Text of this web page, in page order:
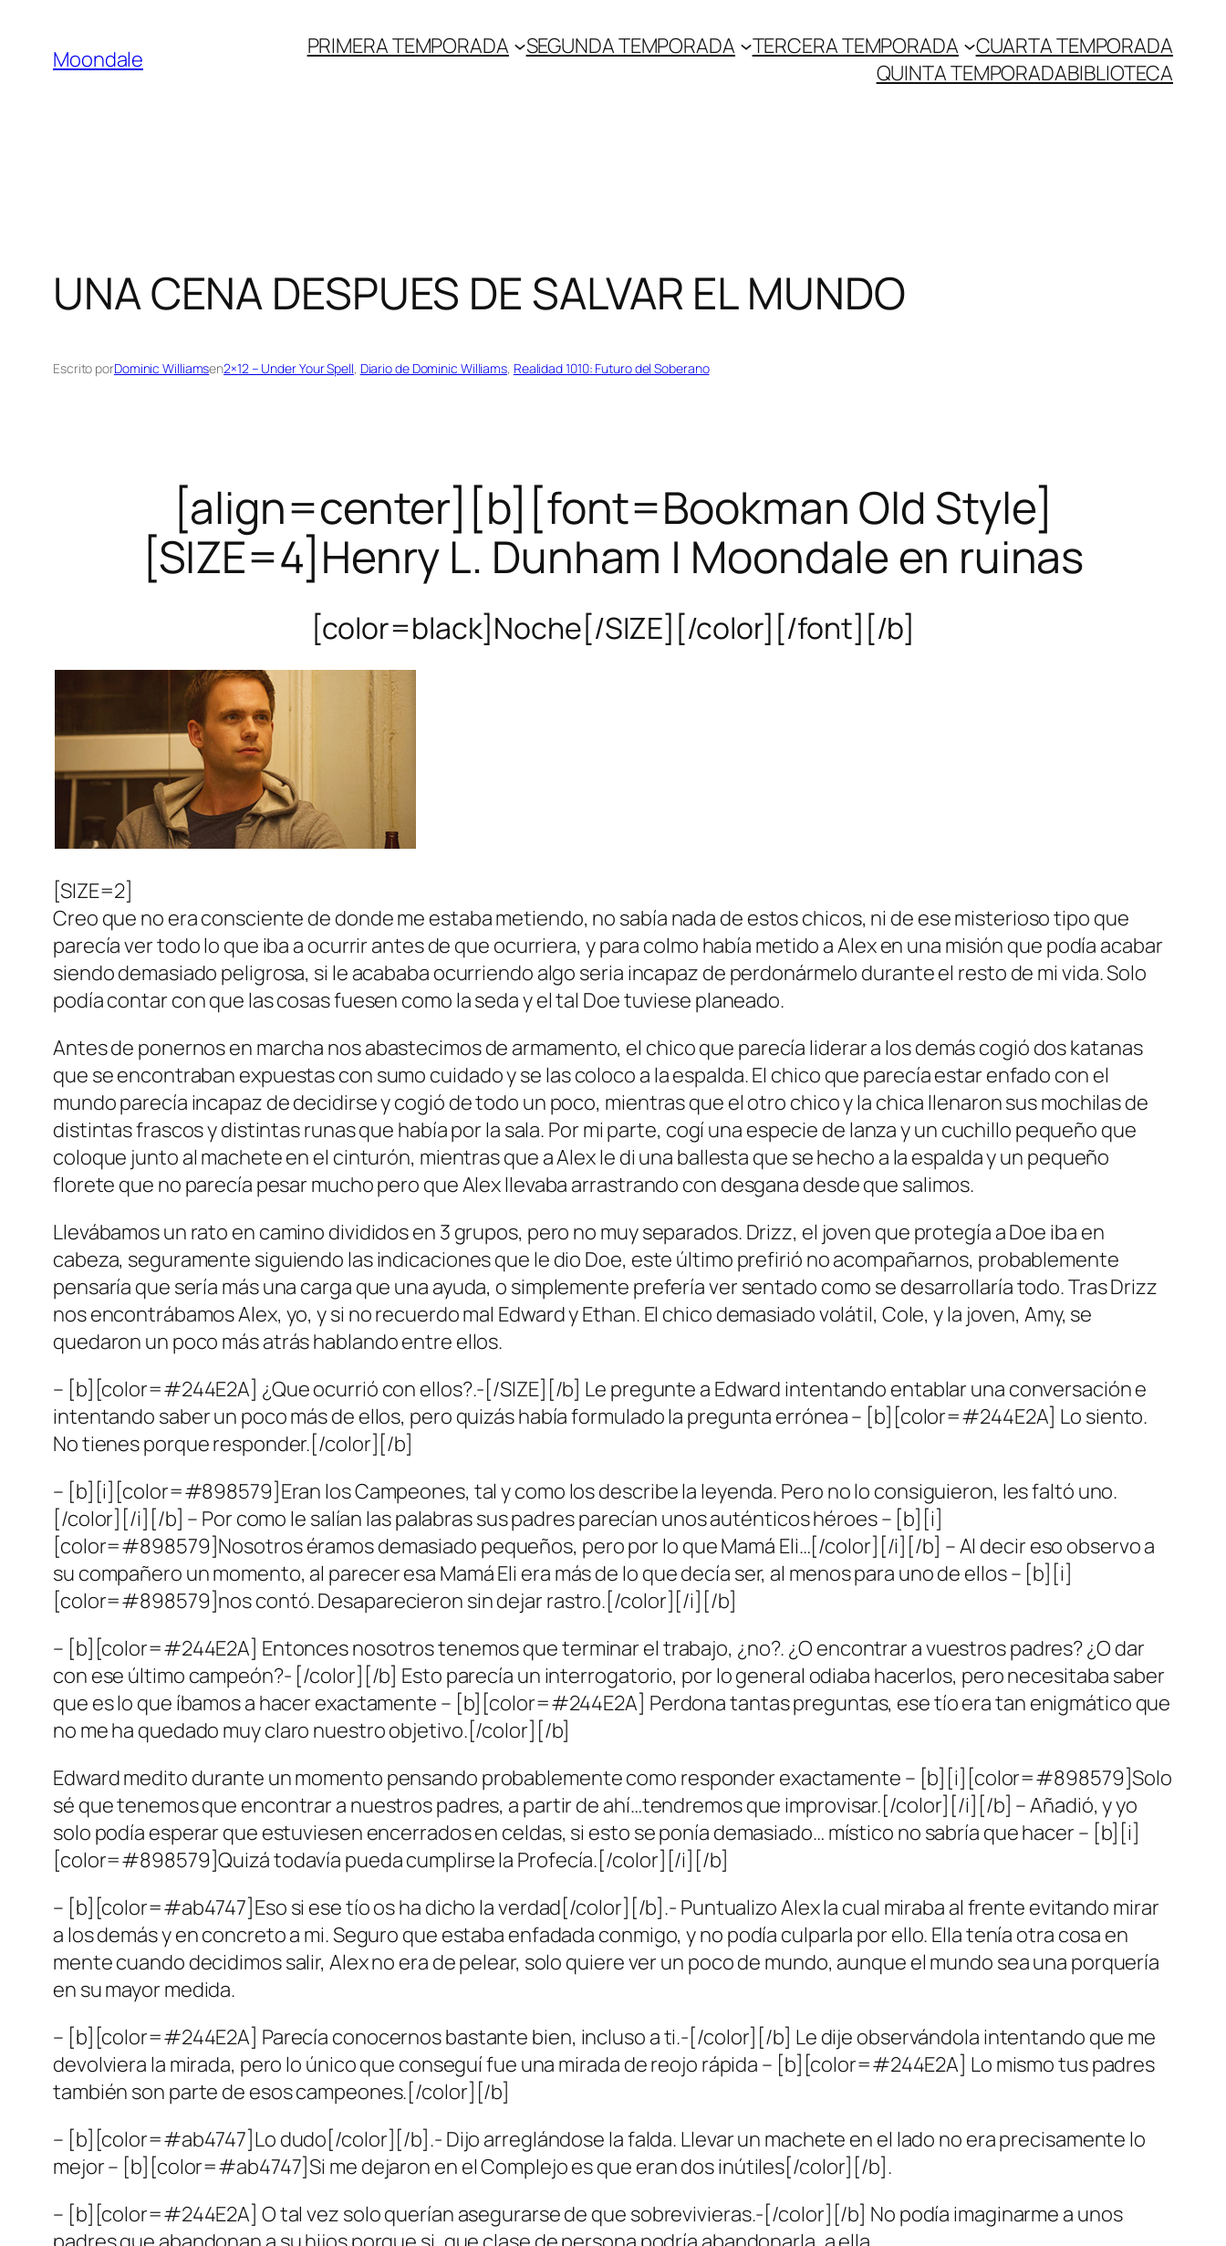
contenido
Moondale PRIMERA TEMPORADA SEGUNDA TEMPORADA TERCERA TEMPORADA
CUARTA TEMPORADA
QUINTA TEMPORADABIBLIOTECA
UNA CENA DESPUES DE SALVAR EL MUNDO
Escrito porDominic Williamsen2×12 – Under Your Spell, Diario de Dominic Williams, Realidad 1010: Futuro del Soberano
[align=center][b][font=Bookman Old Style]
[SIZE=4]Henry L. Dunham | Moondale en ruinas
[color=black]Noche[/SIZE][/color][/font][/b]
[SIZE=2]
Creo que no era consciente de donde me estaba metiendo, no sabía nada de estos chicos, ni de ese misterioso tipo que
parecía ver todo lo que iba a ocurrir antes de que ocurriera, y para colmo había metido a Alex en una misión que podía acabar
siendo demasiado peligrosa, si le acababa ocurriendo algo seria incapaz de perdonármelo durante el resto de mi vida. Solo
podía contar con que las cosas fuesen como la seda y el tal Doe tuviese planeado.
Antes de ponernos en marcha nos abastecimos de armamento, el chico que parecía liderar a los demás cogió dos katanas
que se encontraban expuestas con sumo cuidado y se las coloco a la espalda. El chico que parecía estar enfado con el
mundo parecía incapaz de decidirse y cogió de todo un poco, mientras que el otro chico y la chica llenaron sus mochilas de
distintas frascos y distintas runas que había por la sala. Por mi parte, cogí una especie de lanza y un cuchillo pequeño que
coloque junto al machete en el cinturón, mientras que a Alex le di una ballesta que se hecho a la espalda y un pequeño
florete que no parecía pesar mucho pero que Alex llevaba arrastrando con desgana desde que salimos.
Llevábamos un rato en camino divididos en 3 grupos, pero no muy separados. Drizz, el joven que protegía a Doe iba en
cabeza, seguramente siguiendo las indicaciones que le dio Doe, este último prefirió no acompañarnos, probablemente
pensaría que sería más una carga que una ayuda, o simplemente prefería ver sentado como se desarrollaría todo. Tras Drizz
nos encontrábamos Alex, yo, y si no recuerdo mal Edward y Ethan. El chico demasiado volátil, Cole, y la joven, Amy, se
quedaron un poco más atrás hablando entre ellos.
– [b][color=#244E2A] ¿Que ocurrió con ellos?.-[/SIZE][/b] Le pregunte a Edward intentando entablar una conversación e
intentando saber un poco más de ellos, pero quizás había formulado la pregunta errónea – [b][color=#244E2A] Lo siento.
No tienes porque responder.[/color][/b]
– [b][i][color=#898579]Eran los Campeones, tal y como los describe la leyenda. Pero no lo consiguieron, les faltó uno.
[/color][/i][/b] – Por como le salían las palabras sus padres parecían unos auténticos héroes – [b][i]
[color=#898579]Nosotros éramos demasiado pequeños, pero por lo que Mamá Eli…[/color][/i][/b] – Al decir eso observo a
su compañero un momento, al parecer esa Mamá Eli era más de lo que decía ser, al menos para uno de ellos – [b][i]
[color=#898579]nos contó. Desaparecieron sin dejar rastro.[/color][/i][/b]
– [b][color=#244E2A] Entonces nosotros tenemos que terminar el trabajo, ¿no?. ¿O encontrar a vuestros padres? ¿O dar
con ese último campeón?- [/color][/b] Esto parecía un interrogatorio, por lo general odiaba hacerlos, pero necesitaba saber
que es lo que íbamos a hacer exactamente – [b][color=#244E2A] Perdona tantas preguntas, ese tío era tan enigmático que
no me ha quedado muy claro nuestro objetivo.[/color][/b]
Edward medito durante un momento pensando probablemente como responder exactamente – [b][i][color=#898579]Solo
sé que tenemos que encontrar a nuestros padres, a partir de ahí…tendremos que improvisar.[/color][/i][/b] – Añadió, y yo
solo podía esperar que estuviesen encerrados en celdas, si esto se ponía demasiado… místico no sabría que hacer – [b][i]
[color=#898579]Quizá todavía pueda cumplirse la Profecía.[/color][/i][/b]
– [b][color=#ab4747]Eso si ese tío os ha dicho la verdad[/color][/b].- Puntualizo Alex la cual miraba al frente evitando mirar
a los demás y en concreto a mi. Seguro que estaba enfadada conmigo, y no podía culparla por ello. Ella tenía otra cosa en
mente cuando decidimos salir, Alex no era de pelear, solo quiere ver un poco de mundo, aunque el mundo sea una porquería
en su mayor medida.
– [b][color=#244E2A] Parecía conocernos bastante bien, incluso a ti.-[/color][/b] Le dije observándola intentando que me
devolviera la mirada, pero lo único que conseguí fue una mirada de reojo rápida – [b][color=#244E2A] Lo mismo tus padres
también son parte de esos campeones.[/color][/b]
– [b][color=#ab4747]Lo dudo[/color][/b].- Dijo arreglándose la falda. Llevar un machete en el lado no era precisamente lo
mejor – [b][color=#ab4747]Si me dejaron en el Complejo es que eran dos inútiles[/color][/b].
– [b][color=#244E2A] O tal vez solo querían asegurarse de que sobrevivieras.-[/color][/b] No podía imaginarme a unos